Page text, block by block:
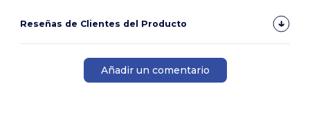
Reseñas de Clientes del Producto
Añadir un comentario